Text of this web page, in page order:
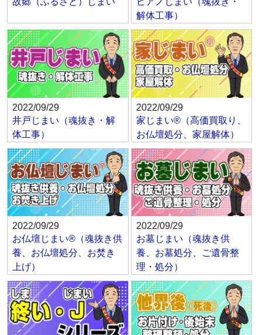
解体工事）
2022/09/29
井戸じまい（魂抜き・解
体工事）
2022/09/29
家じまい®（高価買取り、
お仏壇処分、家屋解体）
2022/09/29
お仏壇じまい®（魂抜き供
養、お仏壇処分、お焚き
上げ）
2022/09/29
お墓じまい（魂抜き供
養、お墓処分、ご遺骨整
理・処分）